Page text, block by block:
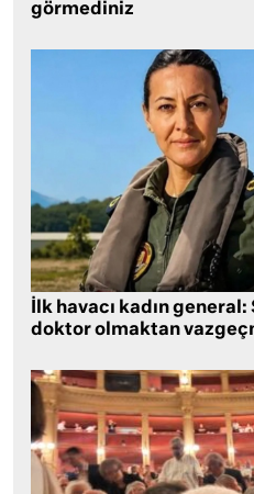
görmediniz
İlk havacı kadın
doktor olmaktan